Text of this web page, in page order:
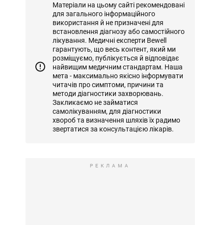
Матеріали на цьому сайті рекомендовані
для загального інформаційного
використання й не призначені для
встановлення діагнозу або самостійного
лікування. Медичні експерти Bewell
гарантують, що весь контент, який ми
розміщуємо, публікується й відповідає
найвищим медичним стандартам. Наша
мета - максимально якісно інформувати
читачів про симптоми, причини та
методи діагностики захворювань.
Закликаємо не займатися
самолікуванням, для діагностики
хвороб та визначення шляхів їх радимо
звертатися за консультацією лікарів.
РЕКЛАМА